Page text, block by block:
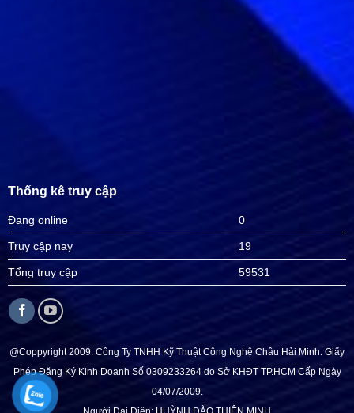
Thống kê truy cập
Đang online 0
Truy cập nay 19
Tổng truy cập 59531
@Coppyright 2009. Công Ty TNHH Kỹ Thuật Công Nghệ Châu Hải Minh. Giấy
Phép Đăng Ký Kinh Doanh Số 0309233264 do Sở KHĐT TP.HCM Cấp Ngày
04/07/2009.